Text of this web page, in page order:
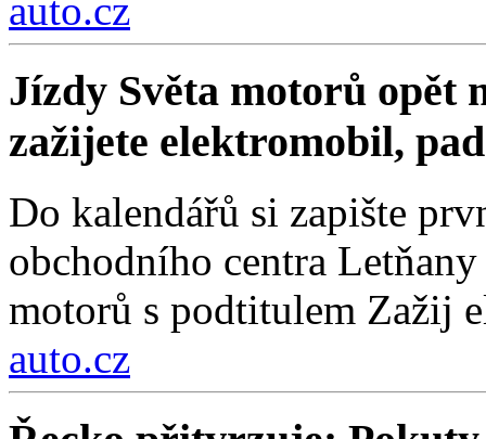
auto.cz
Jízdy Světa motorů opět
zažijete elektromobil,
Do kalendářů si zapište
obchodního centra
motorů s podtitulem Zažij
auto.cz